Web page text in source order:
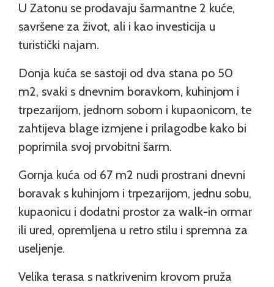
U Zatonu se prodavaju šarmantne 2 kuće,
savršene za život, ali i kao investicija u
turistički najam.
Donja kuća se sastoji od dva stana po 50
m2, svaki s dnevnim boravkom, kuhinjom i
trpezarijom, jednom sobom i kupaonicom, te
zahtijeva blage izmjene i prilagodbe kako bi
poprimila svoj prvobitni šarm.
Gornja kuća od 67 m2 nudi prostrani dnevni
boravak s kuhinjom i trpezarijom, jednu sobu,
kupaonicu i dodatni prostor za walk-in ormar
ili ured, opremljena u retro stilu i spremna za
useljenje.
Velika terasa s natkrivenim krovom pruža